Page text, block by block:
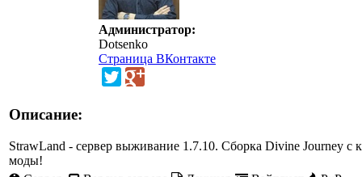
Администратор:
Dotsenko
Страница ВКонтакте
Описание:
StrawLand - сервер выживание 1.7.10. Сборка Divine Journey с
моды!